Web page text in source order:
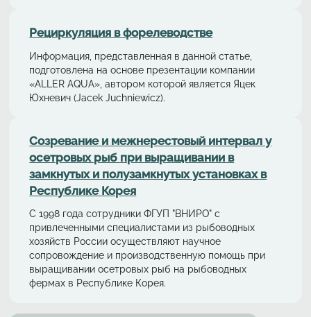
Рециркуляция в форелeводстве
Информация, представленная в данной статье,
подготовлена на основе презентации компании
«ALLER AQUA», автором которой является Яцек
Юхневич (Jacek Juchniewicz).
Cозревание и межнерестовый интервал у
осетровых рыб при выращивании в
замкнутых и полузамкнутых установках в
Республике Корея
С 1998 года сотрудники ФГУП "ВНИРО" с
привлеченными специалистами из рыбоводных
хозяйств России осуществляют научное
сопровождение и производственную помощь при
выращивании осетровых рыб на рыбоводных
фермах в Республике Корея.